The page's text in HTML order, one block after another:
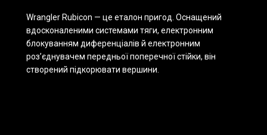
Wrangler Rubicon — це еталон пригод. Оснащений
вдосконаленими системами тяги, електронним
блокуванням диференціалів й електронним
роз’єднувачем передньої поперечної стійки, він
створений підкорювати вершини.